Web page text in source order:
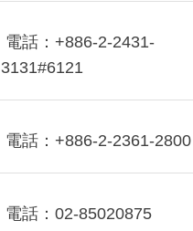
電話：+886-2-2431-
3131#6121
電話：+886-2-2361-2800
電話：02-85020875